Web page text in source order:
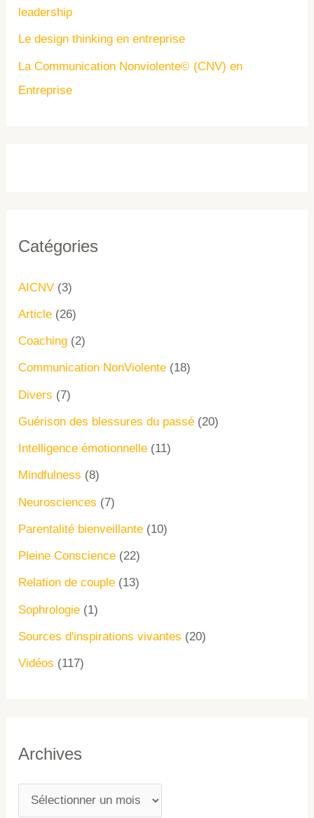
leadership
Le design thinking en entreprise
La Communication Nonviolente© (CNV) en
Entreprise
Catégories
AICNV (3)
Article (26)
Coaching (2)
Communication NonViolente (18)
Divers (7)
Guérison des blessures du passé (20)
Intelligence émotionnelle (11)
Mindfulness (8)
Neurosciences (7)
Parentalité bienveillante (10)
Pleine Conscience (22)
Relation de couple (13)
Sophrologie (1)
Sources d'inspirations vivantes (20)
Vidéos (117)
Archives